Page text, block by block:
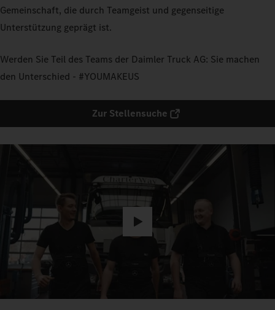
Gemeinschaft, die durch Teamgeist und gegenseitige
Unterstützung geprägt ist.
Werden Sie Teil des Teams der Daimler Truck AG: Sie machen
den Unterschied - #YOUMAKEUS
Zur Stellensuche